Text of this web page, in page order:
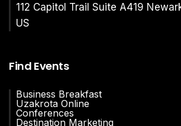
112 Capitol Trail Suite A419
US
Find Events
Business Breakfast
Uzakrota Online
Conferences
Destination Marketing